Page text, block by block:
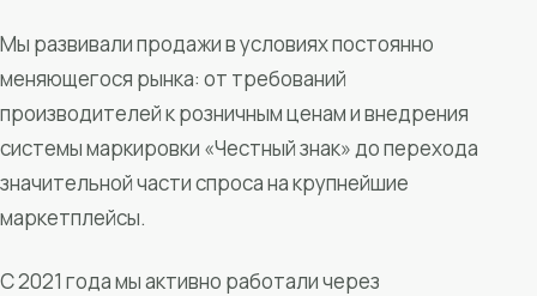
Мы развивали продажи в условиях постоянно
меняющегося рынка: от требований
производителей к розничным ценам и внедрения
системы маркировки «Честный знак» до перехода
значительной части спроса на крупнейшие
маркетплейсы.
С 2021 года мы активно работали через